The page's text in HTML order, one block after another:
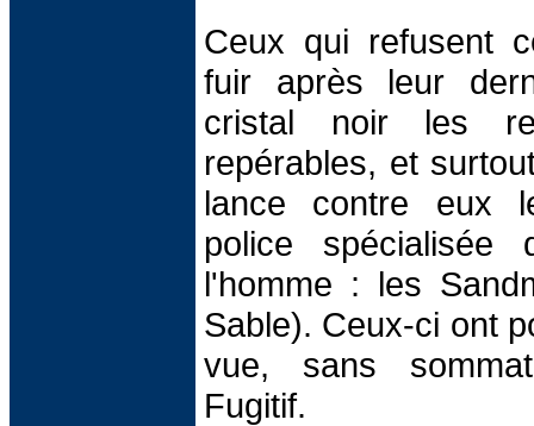
Ceux qui refusent
fuir après leur
cristal noir les
repérables, et
lance contre eux
police
l'homme : les
Sable). Ceux-ci ont
vue, sans
Fugitif.